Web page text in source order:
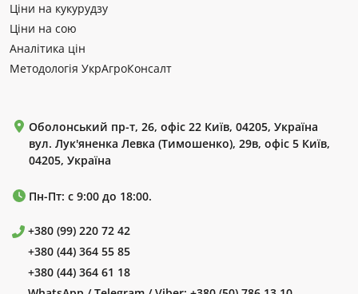
Ціни на кукурудзу
Ціни на сою
Аналітика цін
Методологія УкрАгроКонсалт
Оболонський пр-т, 26, офіс 22 Київ, 04205, Україна
вул. Лук'яненка Левка (Тимошенко), 29в, офіс 5 Київ,
04205, Україна
Пн-Пт: с 9:00 до 18:00.
+380 (99) 220 72 42
+380 (44) 364 55 85
+380 (44) 364 61 18